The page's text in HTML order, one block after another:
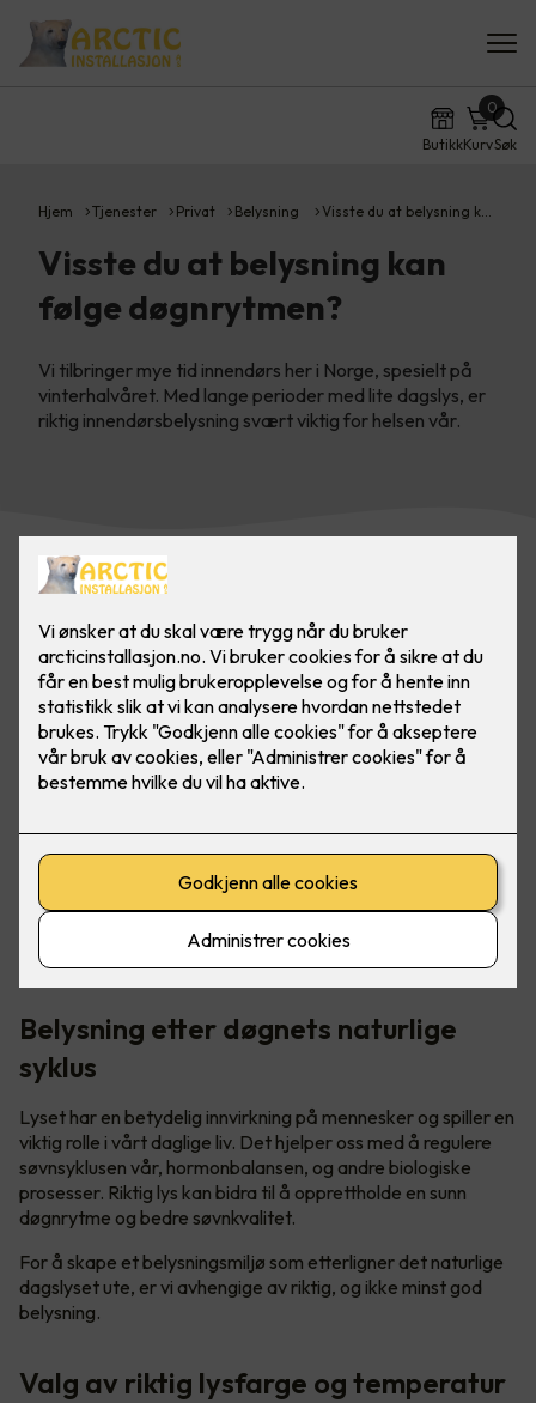
ButikkKurv
0
Søk
Hjem Tjenester Privat Belysning Visste du at belysning k…
Visste du at belysning kan
følge døgnrytmen?
Vi tilbringer mye tid innendørs her i Norge, spesielt på
vinterhalvåret. Med lange perioder med lite dagslys, er
riktig innendørsbelysning svært viktig for helsen vår.
I norden har vi veldig varierende lysmengde - fra "polar
natt" til midnattssol. Det er her riktig belysning blir så
viktig, for å opprettholde riktig døgnrytme.
Belysning etter døgnets naturlige
syklus
Lyset har en betydelig innvirkning på mennesker og spiller en
viktig rolle i vårt daglige liv. Det hjelper oss med å regulere
søvnsyklusen vår, hormonbalansen, og andre biologiske
prosesser. Riktig lys kan bidra til å opprettholde en sunn
døgnrytme og bedre søvnkvalitet.
For å skape et belysningsmiljø som etterligner det naturlige
dagslyset ute, er vi avhengige av riktig, og ikke minst god
belysning.
Valg av riktig lysfarge og temperatur